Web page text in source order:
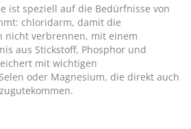
ist speziell auf die Bedürfnisse von
chloridarm, damit die
nicht verbrennen, mit einem
aus Stickstoff, Phosphor und
mit wichtigen
oder Magnesium, die direkt auch